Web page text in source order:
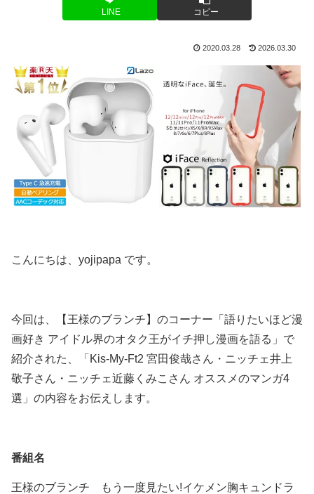
LINE コピー
2020.03.28 2026.03.30
こんにちは、yojipapa です。
今回は、【王様のブランチ】のコーナー「語りたいほど漫
画好き アイドル界のオタク王がイチ押し漫画を語る」で
紹介された、「Kis-My-Ft2 宮田俊哉さん・ニッチェ井上
敬子さん・ニッチェ近藤くみこさん オススメのマンガ4
選」の内容をお伝えします。
番組名
王様のブランチ もう一度見たい!イケメン胸キュンドラ